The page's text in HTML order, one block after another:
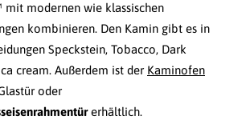
modernen wie klassischen
kombinieren. Den Kamin gibt es in
Speckstein, Tobacco, Dark
cream. Außerdem ist der Kaminofen
oder
erhältlich.